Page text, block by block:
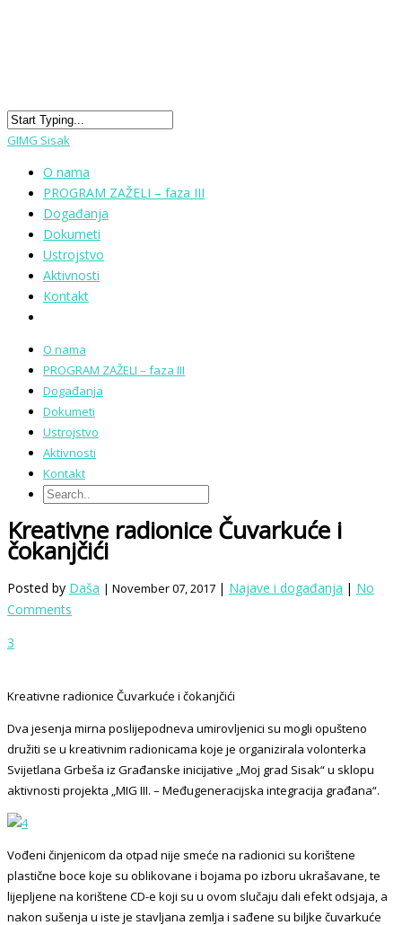
GIMG Sisak
O nama
PROGRAM ZAŽELI – faza III
Događanja
Dokumeti
Ustrojstvo
Aktivnosti
Kontakt
O nama
PROGRAM ZAŽELI – faza III
Događanja
Dokumeti
Ustrojstvo
Aktivnosti
Kontakt
Kreativne radionice Čuvarkuće i
čokanjčići
Posted by Daša | November 07, 2017 | Najave i događanja | No
Comments
3
Kreativne radionice Čuvarkuće i čokanjčići
Dva jesenja mirna poslijepodneva umirovljenici su mogli opušteno
družiti se u kreativnim radionicama koje je organizirala volonterka
Svijetlana Grbeša iz Građanske inicijative „Moj grad Sisak“ u sklopu
aktivnosti projekta „MIG III. – Međugeneracijska integracija građana“.
Vođeni činjenicom da otpad nije smeće na radionici su korištene
plastične boce koje su oblikovane i bojama po izboru ukrašavane, te
lijepljene na korištene CD-e koji su u ovom slučaju dali efekt odsjaja, a
nakon sušenja u iste je stavljana zemlja i sađene su biljke čuvarkuće